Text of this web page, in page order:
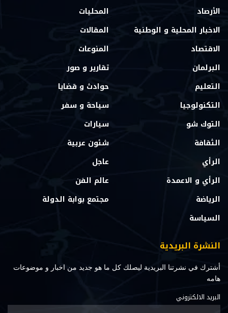
الأرصاد
الاخبار المحلية و الوطنية
الاقتصاد
البرلمان
التعليم
التكنولوجيا
التوك شو
الثقافة
الرأي
الرأي و الاعمدة
الرياضة
السياسة
المحليات
المقالات
المنوعات
تقارير و صور
حوادث و قضايا
سياحة و سفر
سيارات
شئون عربية
عاجل
عالم الفن
مجتمع بوابة الدولة
النشرة البريدية
أشترك في نشرتنا البريدية ليصلك كل ما هو جديد من اخبار و موضوعات
هامه
البريد الالكتروني